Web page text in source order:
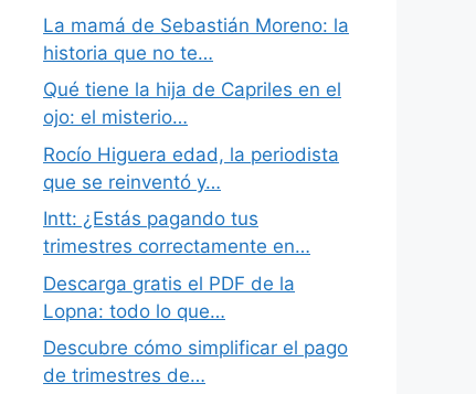
La mamá de Sebastián Moreno: la
historia que no te…
Qué tiene la hija de Capriles en el
ojo: el misterio…
Rocío Higuera edad, la periodista
que se reinventó y…
Intt: ¿Estás pagando tus
trimestres correctamente en…
Descarga gratis el PDF de la
Lopna: todo lo que…
Descubre cómo simplificar el pago
de trimestres de…